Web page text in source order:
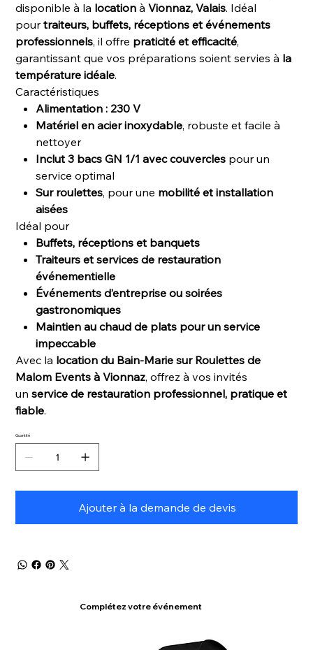
disponible à la location àVionnaz, Valais. Idéal
pourtraiteurs, buffets, réceptions et événements
professionnels, il offre praticité et efficacité,
garantissant que vos préparations soient servies à la
température idéale.
Caractéristiques
Alimentation : 230 V
Matériel en acier inoxydable, robuste et facile à
nettoyer
Inclut 3 bacs GN 1/1 avec couvercles pour un
service optimal
Sur roulettes, pour une mobilité et installation
aisées
Idéal pour
Buffets, réceptions et banquets
Traiteurs et services de restauration
événementielle
Événements d’entreprise ou soirées
gastronomiques
Maintien au chaud de plats pour un service
impeccable
Avec la location du Bain-Marie sur Roulettes de
Malom Events à Vionnaz, offrez à vos invités
unservice de restauration professionnel, pratique et
fiable.
Quantité
Ajouter à la demande de devis
Complétez votre événement